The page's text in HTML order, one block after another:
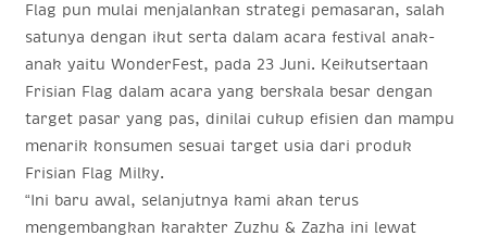
Flag pun mulai menjalankan strategi pemasaran, salah
satunya dengan ikut serta dalam acara festival anak-
anak yaitu WonderFest, pada 23 Juni. Keikutsertaan
Frisian Flag dalam acara yang berskala besar dengan
target pasar yang pas, dinilai cukup efisien dan mampu
menarik konsumen sesuai target usia dari produk
Frisian Flag Milky.
“Ini baru awal, selanjutnya kami akan terus
mengembangkan karakter Zuzhu & Zazha ini lewat